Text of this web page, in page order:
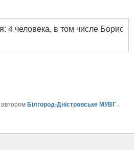
авторомБілгород-Дністровське МУВГ.